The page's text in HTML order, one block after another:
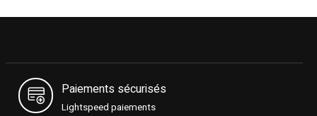
Paiements sécurisés
Lightspeed paiements